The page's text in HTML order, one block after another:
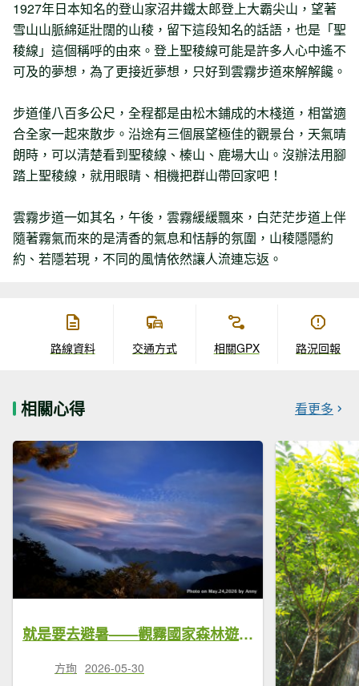
1927年日本知名的登山家沼井鐵太郎登上大霸尖山，望著
雪山山脈綿延壯闊的山稜，留下這段知名的話語，也是「聖
稜線」這個稱呼的由來。登上聖稜線可能是許多人心中遙不
可及的夢想，為了更接近夢想，只好到雲霧步道來解解饞。
步道僅八百多公尺，全程都是由松木鋪成的木棧道，相當適
合全家一起來散步。沿途有三個展望極佳的觀景台，天氣晴
朗時，可以清楚看到聖稜線、榛山、鹿場大山。沒辦法用腳
踏上聖稜線，就用眼睛、相機把群山帶回家吧！
雲霧步道一如其名，午後，雲霧緩緩飄來，白茫茫步道上伴
隨著霧氣而來的是清香的氣息和恬靜的氛圍，山稜隱隱約
約、若隱若現，不同的風情依然讓人流連忘返。
路線資料 交通方式 相關GPX 路況回報
相關心得 看更多
就是要去避暑——觀霧國家森林遊樂區(Day 1) 聖稜線＋雲霧步道＋飛碟雲
方珣 2026-05-30